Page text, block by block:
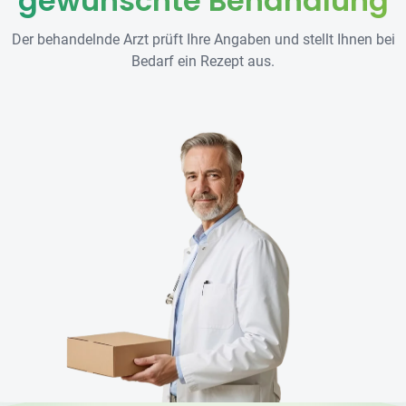
Der behandelnde Arzt prüft Ihre Angaben und stellt Ihnen bei
Bedarf ein Rezept aus.